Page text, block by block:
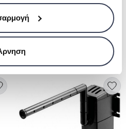
JBL
Jbl sansibar river 5kg
€ 20.00